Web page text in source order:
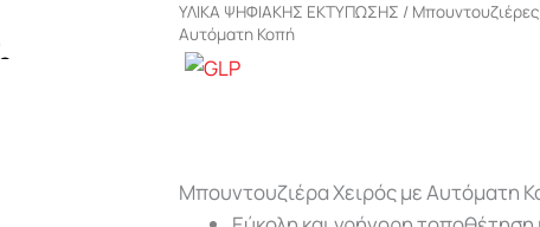
ΥΛΙΚΑ ΨΗΦΙΑΚΗΣ ΕΚΤΥΠΩΣΗΣ /
Αυτόματη Κοπή
Μπουντουζιέρα Χειρός με Αυτόματη